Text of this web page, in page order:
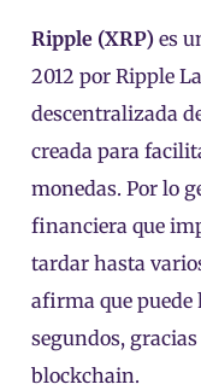
Ripple (XRP) es
2012 por Ripple
descentralizada
creada para
monedas. Por lo
financiera que
tardar hasta
afirma que puede
segundos,
blockchain.